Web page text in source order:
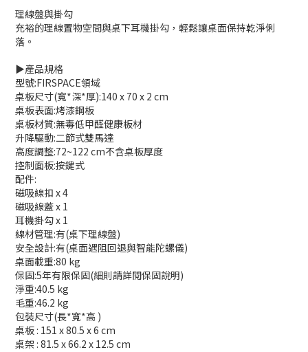
理線盤與掛勾
充裕的理線置物空間與桌下耳機掛勾，輕鬆讓桌面保持乾淨俐
落。
▶️產品規格
型號:FIRSPACE領域
桌板尺寸(寬*深*厚):140 x 70 x 2 cm
桌板表面:烤漆鋼板
桌板材質:無毒低甲醛健康板材
升降驅動:二節式雙馬達
高度調整:72~122 cm不含桌板厚度
控制面板:按鍵式
配件:
磁吸線扣 x 4
磁吸線蓋 x 1
耳機掛勾 x 1
線材管理:有(桌下理線盤)
安全設計:有(桌面遇阻回退與智能陀螺儀)
桌面載重:80 kg
保固:5年有限保固(細則請詳閱保固說明)
淨重:40.5 kg
毛重:46.2 kg
包裝尺寸(長*寬*高 )
桌板 : 151 x 80.5 x 6 cm
桌架 : 81.5 x 66.2 x 12.5 cm